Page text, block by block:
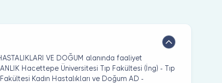
VE DOĞUM alanında faaliyet
Hacettepe Üniversitesi Tıp Fakültesi (İng) - Tıp
Kadın Hastalıkları ve Doğum AD -